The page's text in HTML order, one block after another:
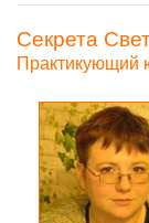
Секрета
Практикующий